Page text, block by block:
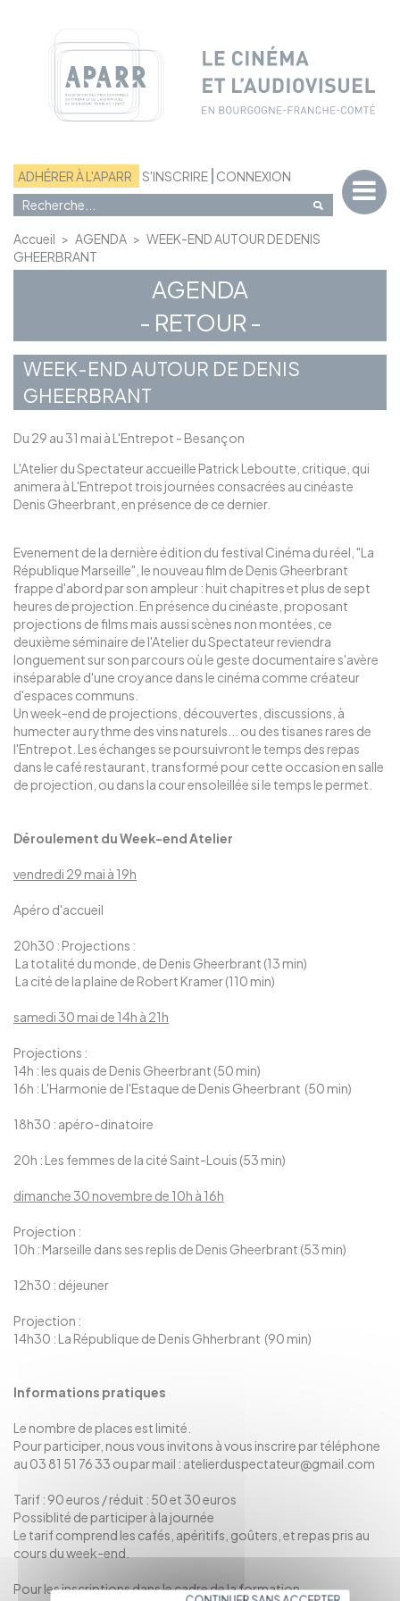
ADHÉRER À L'APARR S'INSCRIRE CONNEXION
Accueil > AGENDA > WEEK-END AUTOUR DE DENIS
GHEERBRANT
AGENDA
- RETOUR -
WEEK-END AUTOUR DE DENIS
GHEERBRANT
Du 29 au 31 mai à L'Entrepot - Besançon
L'Atelier du Spectateur accueille Patrick Leboutte, critique, qui
animera à L'Entrepot trois journées consacrées au cinéaste
Denis Gheerbrant, en présence de ce dernier.
Evenement de la dernière édition du festival Cinéma du réel, "La
République Marseille", le nouveau film de Denis Gheerbrant
frappe d'abord par son ampleur : huit chapitres et plus de sept
heures de projection. En présence du cinéaste, proposant
projections de films mais aussi scènes non montées, ce
deuxième séminaire de l'Atelier du Spectateur reviendra
longuement sur son parcours où le geste documentaire s'avère
inséparable d'une croyance dans le cinéma comme créateur
d'espaces communs.
Un week-end de projections, découvertes, discussions, à
humecter au rythme des vins naturels... ou des tisanes rares de
l'Entrepot. Les échanges se poursuivront le temps des repas
dans le café restaurant, transformé pour cette occasion en salle
de projection, ou dans la cour ensoleillée si le temps le permet.
Déroulement du Week-end Atelier
vendredi 29 mai à 19h
Apéro d'accueil
20h30 : Projections :
La totalité du monde, de Denis Gheerbrant (13 min)
La cité de la plaine de Robert Kramer (110 min)
samedi 30 mai de 14h à 21h
Projections :
14h : les quais de Denis Gheerbrant (50 min)
16h : L'Harmonie de l'Estaque de Denis Gheerbrant (50 min)
18h30 : apéro-dinatoire
20h : Les femmes de la cité Saint-Louis (53 min)
dimanche 30 novembre de 10h à 16h
Projection :
10h : Marseille dans ses replis de Denis Gheerbrant (53 min)
12h30 : déjeuner
Projection :
14h30 : La République de Denis Ghherbrant (90 min)
Informations pratiques
Le nombre de places est limité.
Pour participer, nous vous invitons à vous inscrire par téléphone
au 03 81 51 76 33 ou par mail : atelierduspectateur@gmail.com
Tarif : 90 euros / réduit : 50 et 30 euros
Possiblité de participer à la journée
Le tarif comprend les cafés, apéritifs, goûters, et repas pris au
cours du week-end.
Pour les inscriptions dans le cadre de la formation